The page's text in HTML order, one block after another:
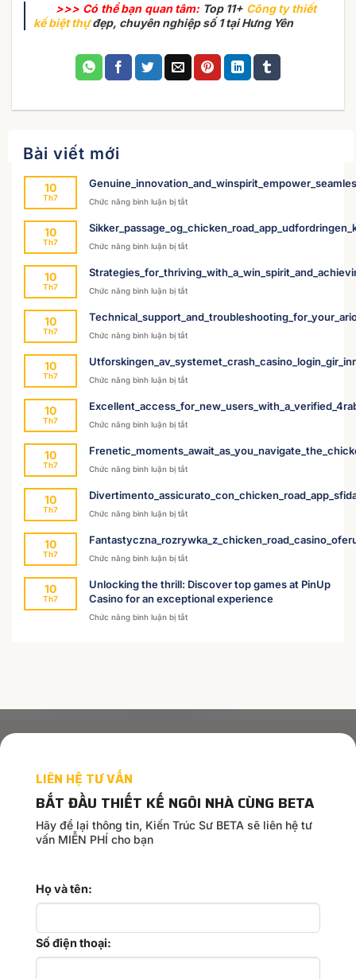
>>> Có thể bạn quan tâm: Top 11+ Công ty thiết
kế biệt thựđẹp, chuyên nghiệp số 1 tại Hưng Yên
Bài viết mới
10
Th7 Chức năng bình luận bị tắtở
10
Th7 Chức năng bình luận bị tắtở
10
Th7 Chức năng bình luận bị tắtở
10
Th7 Chức năng bình luận bị tắtở
10
Th7 Chức năng bình luận bị tắtở
10
Th7 Chức năng bình luận bị tắtở
10
Th7 Chức năng bình luận bị tắtở
10
Th7 Chức năng bình luận bị tắtở
10
Th7 Chức năng bình luận bị tắtở
10
Th7
Unlocking the thrill: Discover top games at PinUp
Casino for an exceptional experience
Chức năng bình luận bị tắtở
experience
LIÊN HỆ TƯ VẤN
BẮT ĐẦU THIẾT KẾ NGÔI NHÀ CÙNG BETA
Hãy để lại thông tin, Kiến Trúc Sư BETA sẽ liên hệ tư
vấn MIỄN PHÍ cho bạn
Họ và tên:
Số điện thoại: